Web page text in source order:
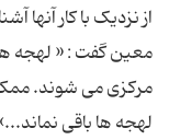
از نزدیک با کار
معین گفت : « لهجه
مرکزی می شوند.
لهجه ها باقی